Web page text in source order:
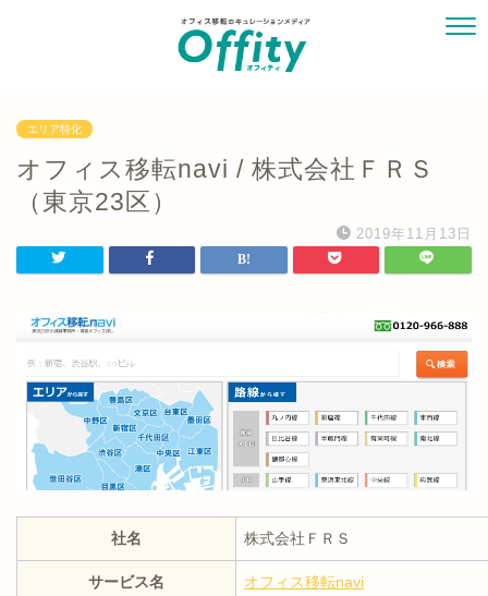
エリア特化
オフィス移転navi / 株式会社ＦＲＳ
（東京23区）
2019年11月13日
社名 株式会社ＦＲＳ
サービス名 オフィス移転navi